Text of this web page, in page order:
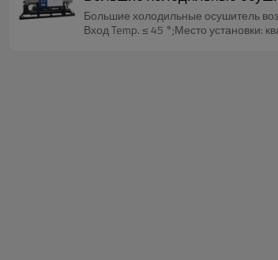
Большие холодильные осушитель
Вход Temp. ≤ 45 °;Место установки: